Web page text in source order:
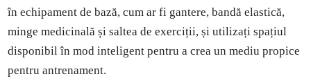
în echipament de bază, cum ar fi gantere, bandă elastică,
minge medicinală și saltea de exerciții, și utilizați spațiul
disponibil în mod inteligent pentru a crea un mediu propice
pentru antrenament.